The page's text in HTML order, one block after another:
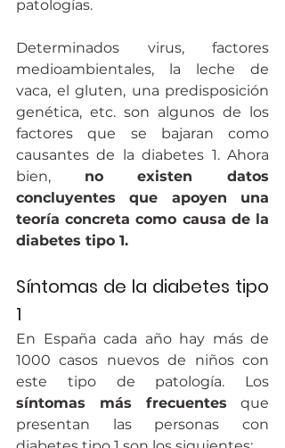
patologías.
Determinados virus, factores
medioambientales, la leche de
vaca, el gluten, una predisposición
genética, etc. son algunos de los
factores que se bajaran como
causantes de la diabetes 1. Ahora
bien, no existen datos
concluyentes que apoyen una
teoría concreta como causa de la
diabetes tipo 1.
Síntomas de la diabetes tipo
1
En España cada año hay más de
1000 casos nuevos de niños con
síntomas más frecuentes que
presentan las personas con